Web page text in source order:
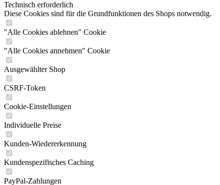
Technisch erforderlich
Diese Cookies sind für die Grundfunktionen des Shops notwendig.
"Alle Cookies ablehnen" Cookie
"Alle Cookies annehmen" Cookie
Ausgewählter Shop
CSRF-Token
Cookie-Einstellungen
Individuelle Preise
Kunden-Wiedererkennung
Kundenspezifisches Caching
PayPal-Zahlungen